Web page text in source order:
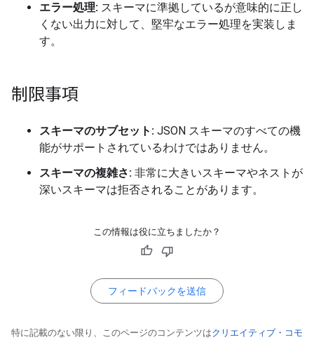
エラー処理: スキーマに準拠しているが意味的に正し
くない出力に対して、堅牢なエラー処理を実装しま
す。
制限事項
スキーマのサブセット: JSON スキーマのすべての機
能がサポートされているわけではありません。
スキーマの複雑さ: 非常に大きいスキーマやネストが
深いスキーマは拒否されることがあります。
この情報は役に立ちましたか？
フィードバックを送信
特に記載のない限り、このページのコンテンツはクリエイティブ・コモ